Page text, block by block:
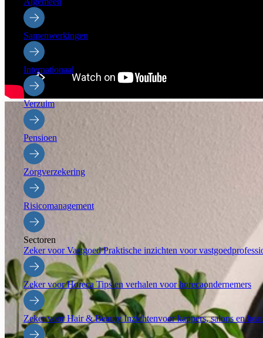
Samenwerkingen
Internationaal
Verzuim
Pensioen
Zorgverzekering
Risicomanagement
Sectoren
Zeker voor VastgoedPraktische inzichten voor
Zeker voor Horeca Tips en verhalen voor horecaondernemers
Zeker voor Hair & BeautyInzichtenvoor kappers, salons en